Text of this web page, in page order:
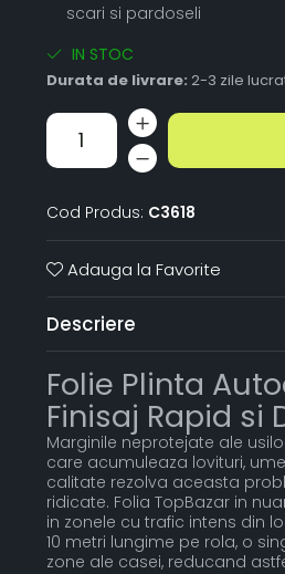
scari si pardoseli
IN STOC
Durata de livrare: 2-3 zile
Cod Produs: C3618
Adauga la Favorite
Descriere
Folie Plinta
Finisaj Rapid si
Marginile neprotejate ale
care acumuleaza lovituri,
calitate rezolva aceasta
ridicate. Folia TopBazar in
in zonele cu trafic intens din
10 metri lungime pe rola, o
zone ale casei, reducand